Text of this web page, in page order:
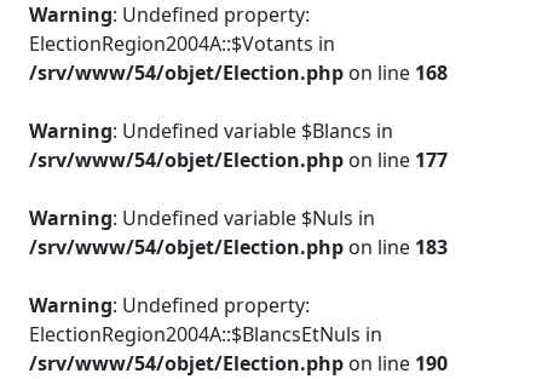
Warning: Undefined property:
ElectionRegion2004A::$Votants in
/srv/www/54/objet/Election.php on line 168
Warning: Undefined variable $Blancs in
/srv/www/54/objet/Election.php on line 177
Warning: Undefined variable $Nuls in
/srv/www/54/objet/Election.php on line 183
Warning: Undefined property:
ElectionRegion2004A::$BlancsEtNuls in
/srv/www/54/objet/Election.php on line 190